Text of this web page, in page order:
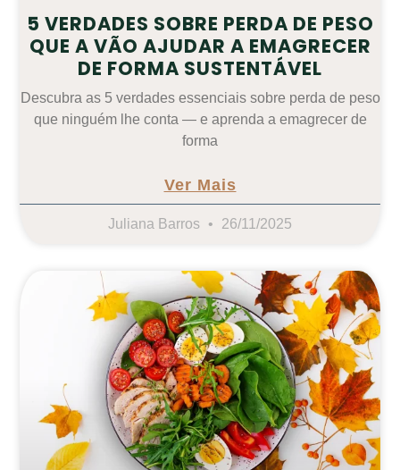
5 VERDADES SOBRE PERDA DE PESO
QUE A VÃO AJUDAR A EMAGRECER
DE FORMA SUSTENTÁVEL
Descubra as 5 verdades essenciais sobre perda de peso
que ninguém lhe conta — e aprenda a emagrecer de
forma
Ver Mais
Juliana Barros 26/11/2025